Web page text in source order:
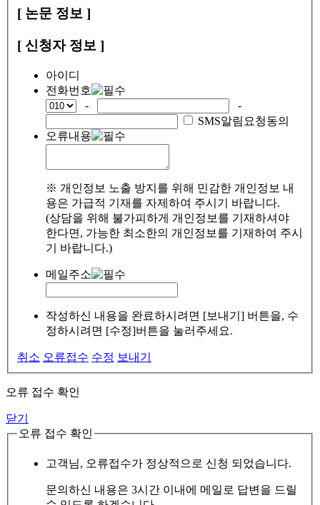
[ 논문 정보 ]
[ 신청자 정보 ]
아이디
전화번호
-
-
SMS알림요청동의
오류내용
※ 개인정보 노출 방지를 위해 민감한 개인정보 내
용은 가급적 기재를 자제하여 주시기 바랍니다.
(상담을 위해 불가피하게 개인정보를 기재하셔야
한다면, 가능한 최소한의 개인정보를 기재하여 주시
기 바랍니다.)
메일주소
작성하신 내용을 완료하시려면 [보내기] 버튼을, 수
정하시려면 [수정]버튼을 눌러주세요.
취소 오류접수 수정 보내기
오류 접수 확인
닫기
오류 접수 확인
고객님, 오류접수가 정상적으로 신청 되었습니다.
문의하신 내용은 3시간 이내에 메일로 답변을 드릴